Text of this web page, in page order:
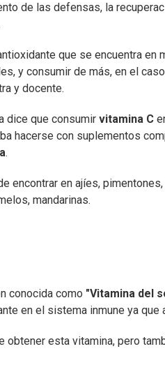
de las defensas, la
que se encuentra
y consumir de más, en el
y docente.
dice que consumir vitamina C
hacerse con suplementos
.
encontrar en ajíes,
mandarinas.
conocida como "Vitamina del
en el sistema inmune ya que
obtener esta vitamina, pero